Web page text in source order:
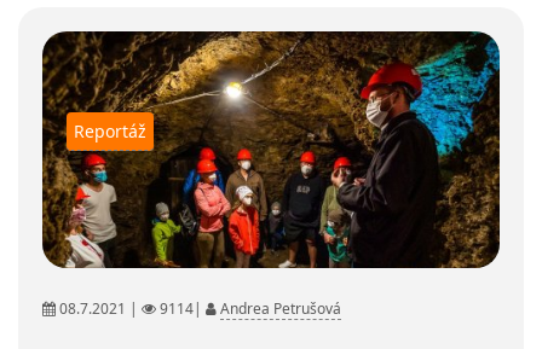
Reportáž
08.7.2021 | 9114| Andrea Petrušová